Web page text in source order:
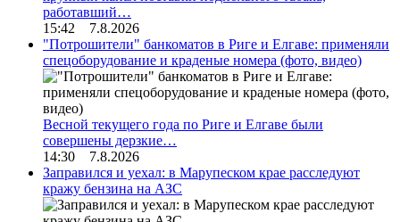
работавший…
15:42 7.8.2026
"Потрошители" банкоматов в Риге и Елгаве: применяли
спецоборудование и краденые номера (фото, видео)
Весной текущего года по Риге и Елгаве были
совершены дерзкие…
14:30 7.8.2026
Заправился и уехал: в Марупеском крае расследуют
кражу бензина на АЗС